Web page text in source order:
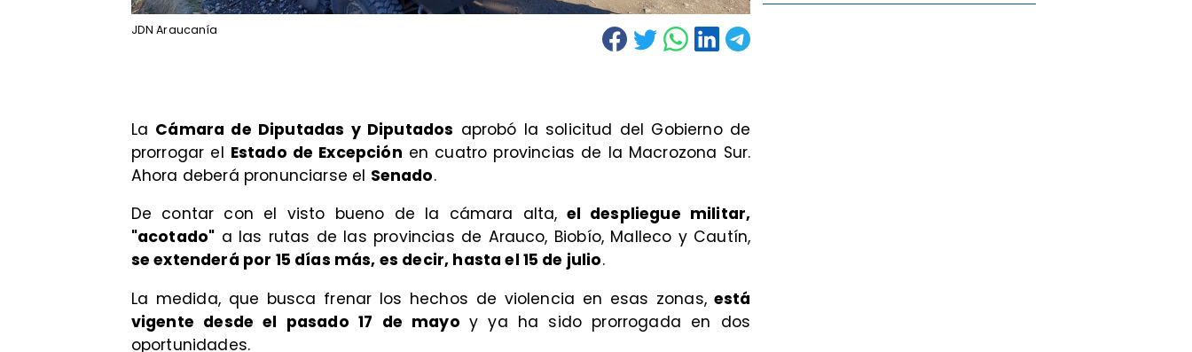
JDN Araucanía
La Cámara de Diputadas y Diputados aprobó la solicitud del Gobierno de
prorrogar el Estado de Excepción en cuatro provincias de la Macrozona Sur.
Ahora deberá pronunciarse el Senado.
De contar con el visto bueno de la cámara alta, el despliegue militar,
"acotado" a las rutas de las provincias de Arauco, Biobío, Malleco y Cautín,
se extenderá por 15 días más, es decir, hasta el 15 de julio.
La medida, que busca frenar los hechos de violencia en esas zonas,está
vigente desde el pasado 17 de mayo y ya ha sido prorrogada en dos
oportunidades.